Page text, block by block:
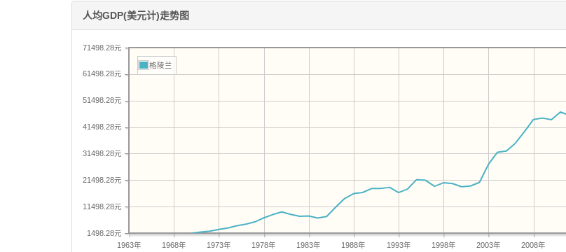
人均GDP(美元计)走势图
1963年 1968年 1973年 1978年 1983年 1988年 1993年 1998年 2003年 2008年
1498.28元
11498.28元
21498.28元
31498.28元
41498.28元
51498.28元
61498.28元
71498.28元
格陵兰